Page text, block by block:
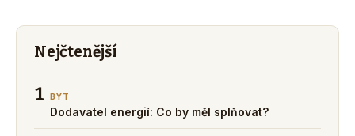
Nejčtenější
1 BYT
Dodavatel energií: Co by měl splňovat?